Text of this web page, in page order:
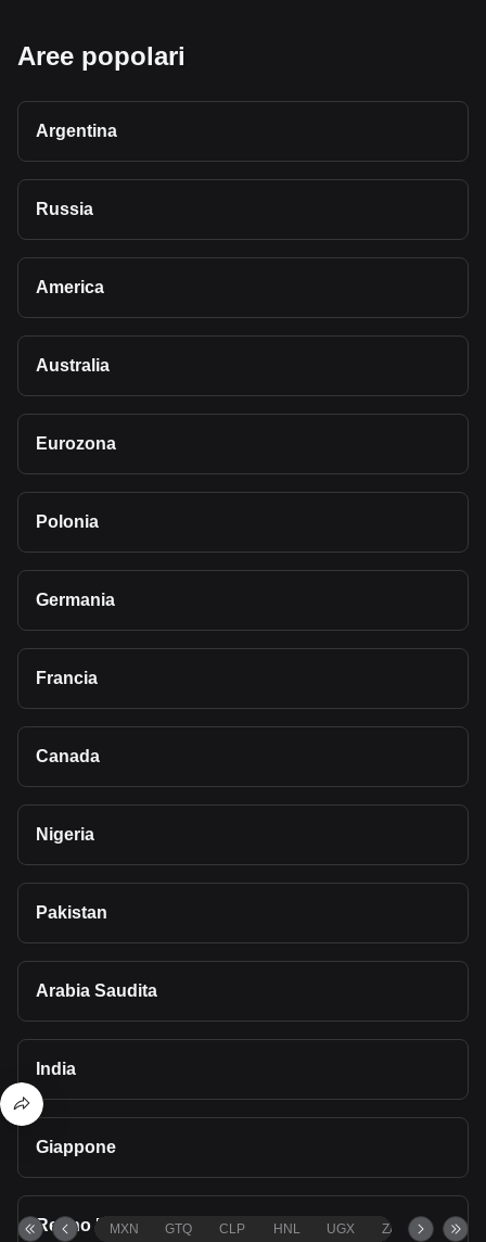
Aree popolari
Argentina
Russia
America
Australia
Eurozona
Polonia
Germania
Francia
Canada
Nigeria
Pakistan
Arabia Saudita
India
Giappone
Regno Unito
MXN GTQ CLP HNL UGX ZAR TND